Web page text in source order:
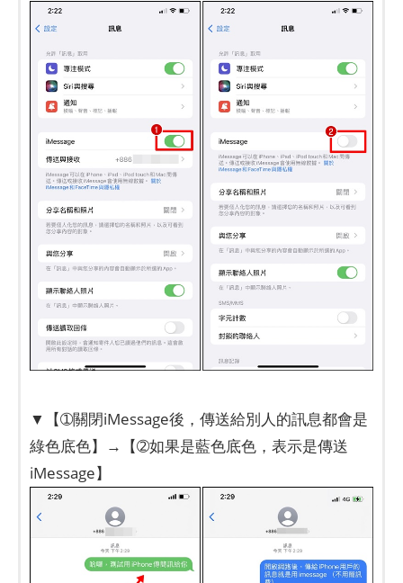
▼【➀關閉iMessage後，傳送給別人的訊息都會是
綠色底色】→【➁如果是藍色底色，表示是傳送
iMessage】